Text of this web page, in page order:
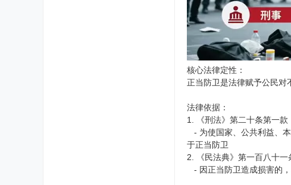
核心法律定性：
正当防卫是法律赋予公民对
法律依据：
1. 《刑法》第二十条第一款
- 为使国家、公共利益、
于正当防卫
2. 《民法典》第一百八十一
- 因正当防卫造成损害的